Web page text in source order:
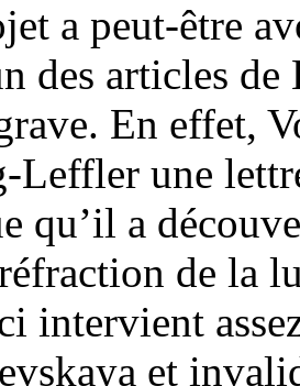
a peut-être
des articles
En effet,
Leffler une
qu’il a
de la
intervient
et